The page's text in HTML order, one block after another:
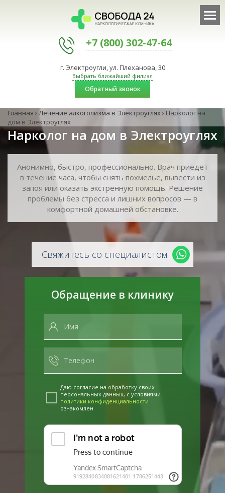
+7 (800) 302-47-64
г. Электроугли, ул. Плеханова, 30
Выбрать ближайший филиал
Обратный звонок
Главная › Лечение алкоголизма в Электроуглях› Нарколог на
дом в Электроуглях
Нарколог на дом в Электроуглях
Анонимно, быстро, профессионально. Врач приедет
в течение часа, чтобы снять похмелье, вывести из
запоя или оказать экстренную помощь. Решение
проблемы без стресса и лишних вопросов — в
комфортной домашней обстановке.
Свяжитесь со специалистом
Обращение в клинику
Даю согласие на обработку своих
персональных данных, с условиями
политики конфиденциальности
ознакомлен